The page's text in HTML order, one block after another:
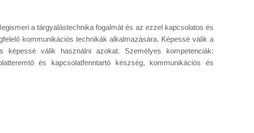
a tárgyalástechnika fogalmát és az ezzel kapcsolatos és
kommunikációs technikák alkalmazására. Képessé válik a
képessé válik használni azokat. Személyes kompetenciák:
és kapcsolatfenntartó készség, kommunikációs és